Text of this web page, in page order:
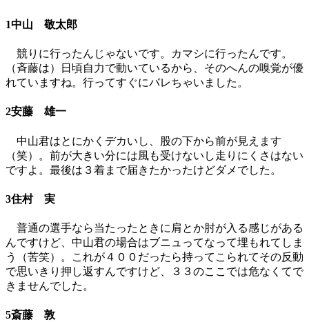
1中山 敬太郎
競りに行ったんじゃないです。カマシに行ったんです。
（斉藤は）日頃自力で動いているから、そのへんの嗅覚が優
れていますね。行ってすぐにバレちゃいました。
2安藤 雄一
中山君はとにかくデカいし、股の下から前が見えます
（笑）。前が大きい分には風も受けないし走りにくさはない
ですよ。最後は３着まで届きたかったけどダメでした。
3住村 実
普通の選手なら当たったときに肩とか肘が入る感じがある
んですけど、中山君の場合はブニュってなって埋もれてしま
う（苦笑）。これが４００だったら持ってこられてその反動
で思いきり押し返すんですけど、３３のここでは危なくてで
きませんでした。
5斎藤 敦